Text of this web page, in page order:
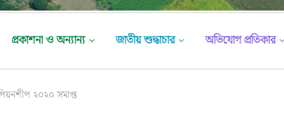
প্রকাশনা ও অন্যান্য জাতীয় শুদ্ধাচার অভিযোগ প্রতিকার
২০২০ সমাপ্ত